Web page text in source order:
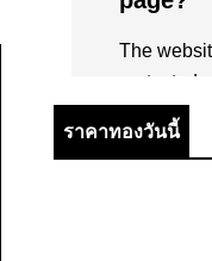
ราคาทองวันนี้